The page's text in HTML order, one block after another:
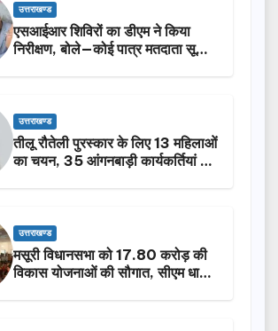
उत्तराखण्ड
एसआईआर शिविरों का डीएम ने किया
निरीक्षण, बोले—कोई पात्र मतदाता सूची
उत्तराखण्ड
तीलू रौतेली पुरस्कार के लिए 13 महिलाओं
का चयन, 35 आंगनबाड़ी कार्यकर्तियां भी
उत्तराखण्ड
मसूरी विधानसभा को 17.80 करोड़ की
विकास योजनाओं की सौगात, सीएम धामी